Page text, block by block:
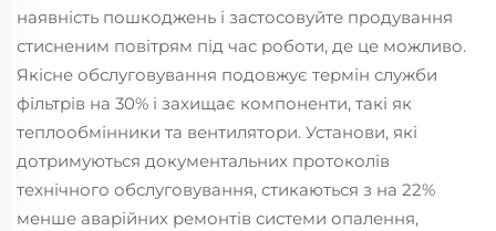
наявність пошкоджень і застосовуйте продування
стисненим повітрям під час роботи, де це можливо.
Якісне обслуговування подовжує термін служби
фільтрів на 30% і захищає компоненти, такі як
теплообмінники та вентилятори. Установи, які
дотримуються документальних протоколів
технічного обслуговування, стикаються з на 22%
менше аварійних ремонтів системи опалення,